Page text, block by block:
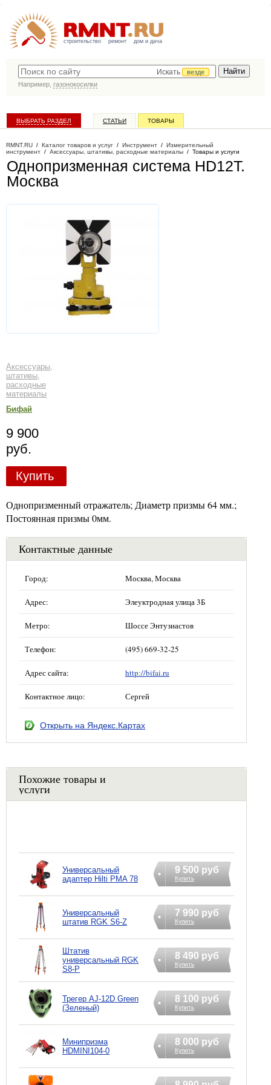
строительство ремонт дом и дача
Искать
везде
Например, газонокосилки
ВЫБРАТЬ РАЗДЕЛ СТАТЬИ ТОВАРЫ
RMNT.RU / Каталог товаров и услуг / Инструмент / Измерительный
инструмент / Аксессуары, штативы, расходные материалы / Товары и услуги
Однопризменная система HD12T.
Москва
Аксессуары,
штативы,
расходные
материалы
Бифай
9 900
руб.
Купить
Однопризменный отражатель; Диаметр призмы 64 мм.;
Постоянная призмы 0мм.
Контактные данные
Город: Москва, Москва
Адрес: Элеуктродная улица 3Б
Метро: Шоссе Энтузиастов
Телефон: (495) 669-32-25
Адрес сайта: http://bifai.ru
Контактное лицо: Сергей
Открыть на Яндекс.Картах
Похожие товары и
услуги
Универсальный
адаптер Hilti PMA 78
9 500 руб
Купить
Универсальный
штатив RGK S6-Z
7 990 руб
Купить
Штатив
универсальный RGK
S8-P
8 490 руб
Купить
Трегер AJ-12D Green
(Зеленый)
8 100 руб
Купить
Минипризма
HDMINI104-0
8 000 руб
Купить